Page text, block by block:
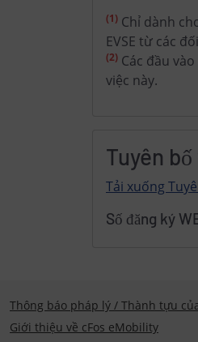
(1) Chỉ dành
EVSE từ các
(2) Các đầu
việc này.
Tuyên
Tải xuống
Số đăng ký
Thông báo pháp lý / Thành tựu
Giới thiệu về cFos eMobility